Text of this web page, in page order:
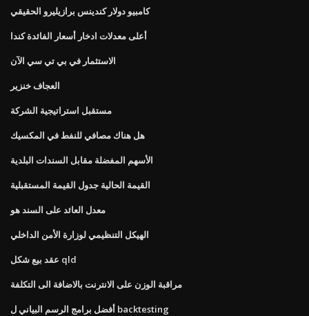
كامبيو دولار كندينس برازيليرو الحقيقي
أعلى معدلات ادخار أسعار الفائدة كندا
الاستثمار في بي تي سي الآن
العجاف خنزير
مستقبل استراتيجية الشركة
هل هناك مصافي للنفط في المكسيك
الأسهم المفضلة مقابل السندات البلدية
القيمة الحالية جدول القيمة المستقبلية
معدل العائد على السند هو
الهيكل التنظيمي لوزارة الأمن الداخلي
عقد بيع شكل qld
مراقبة الوزن على الانترنت بالاضافة الى التكلفة
أفضل برامج الرسم البياني ل backtesting